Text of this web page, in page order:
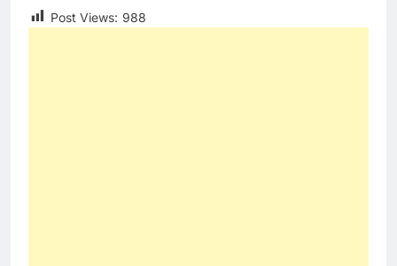
Post Views: 988